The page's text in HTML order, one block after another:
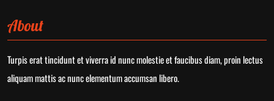
About
Turpis erat tincidunt et viverra id nunc molestie et faucibus diam, proin lectus
aliquam mattis ac nunc elementum accumsan libero.